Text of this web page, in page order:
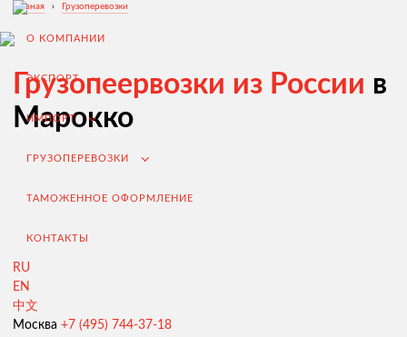
О КОМПАНИИ
ЭКСПОРТ
ИМПОРТ
ГРУЗОПЕРЕВОЗКИ
ТАМОЖЕННОЕ ОФОРМЛЕНИЕ
КОНТАКТЫ
RU
EN
中文
Москва +7 (495) 744-37-18
Экспорт из России
Заключение контрактов и согласование условий поставки
Главная › Грузоперевозки
Грузопеервозки из России в
Марокко